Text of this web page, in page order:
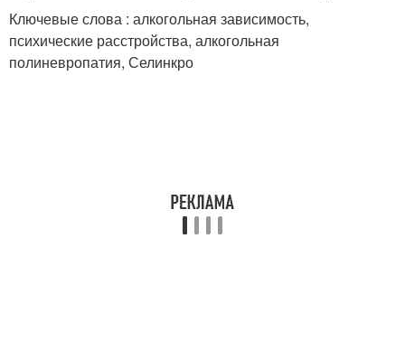
Ключевые слова : алкогольная зависимость,
психические расстройства, алкогольная
полиневропатия, Селинкро